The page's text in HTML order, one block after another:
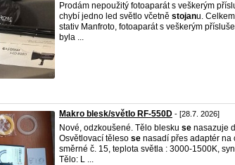
Prodám nepoužitý fotoaparát s veškerým
chybí jedno led světlo včetně stojanu.
stativ Manfroto, fotoaparát s veškerým
byla ...
Makro blesk/světlo RF-550D - [28.7. 2026]
Nové, odzkoušené. Tělo blesku se nasazuje
Osvětlovací těleso se nasadí přes adaptér na
směrné č. 15, teplota světla : 3000-1500K,
Tělo: L ...